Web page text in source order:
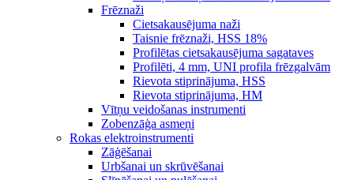
Frēznaži
Cietsakausējuma naži
Taisnie frēznaži, HSS 18%
Profilētas cietsakausējuma sagataves
Profilēti, 4 mm, UNI profila frēzgalvām
Rievota stiprinājuma, HSS
Rievota stiprinājuma, HM
Vītņu veidošanas instrumenti
Zobenzāģa asmeņi
Rokas elektroinstrumenti
Zāģēšanai
Urbšanai un skrūvēšanai